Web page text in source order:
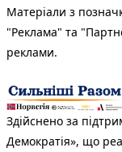
Матеріали з
"Реклама" та
реклами.
Здійснено за
Демократія», що